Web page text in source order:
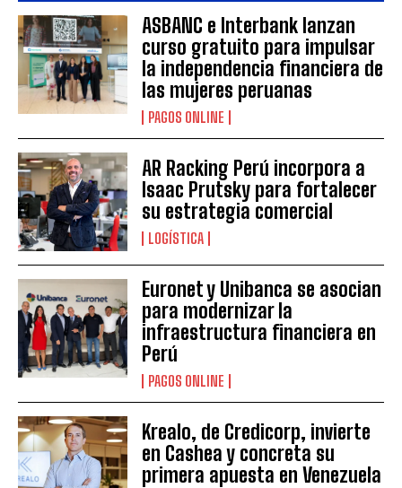
ASBANC e Interbank lanzan
curso gratuito para impulsar
la independencia financiera de
las mujeres peruanas
PAGOS ONLINE
AR Racking Perú incorpora a
Isaac Prutsky para fortalecer
su estrategia comercial
LOGÍSTICA
Euronet y Unibanca se asocian
para modernizar la
infraestructura financiera en
Perú
PAGOS ONLINE
Krealo, de Credicorp, invierte
en Cashea y concreta su
primera apuesta en Venezuela